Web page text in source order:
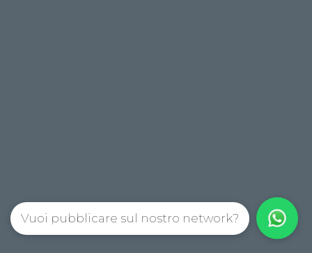
Vuoi pubblicare sul nostro network?